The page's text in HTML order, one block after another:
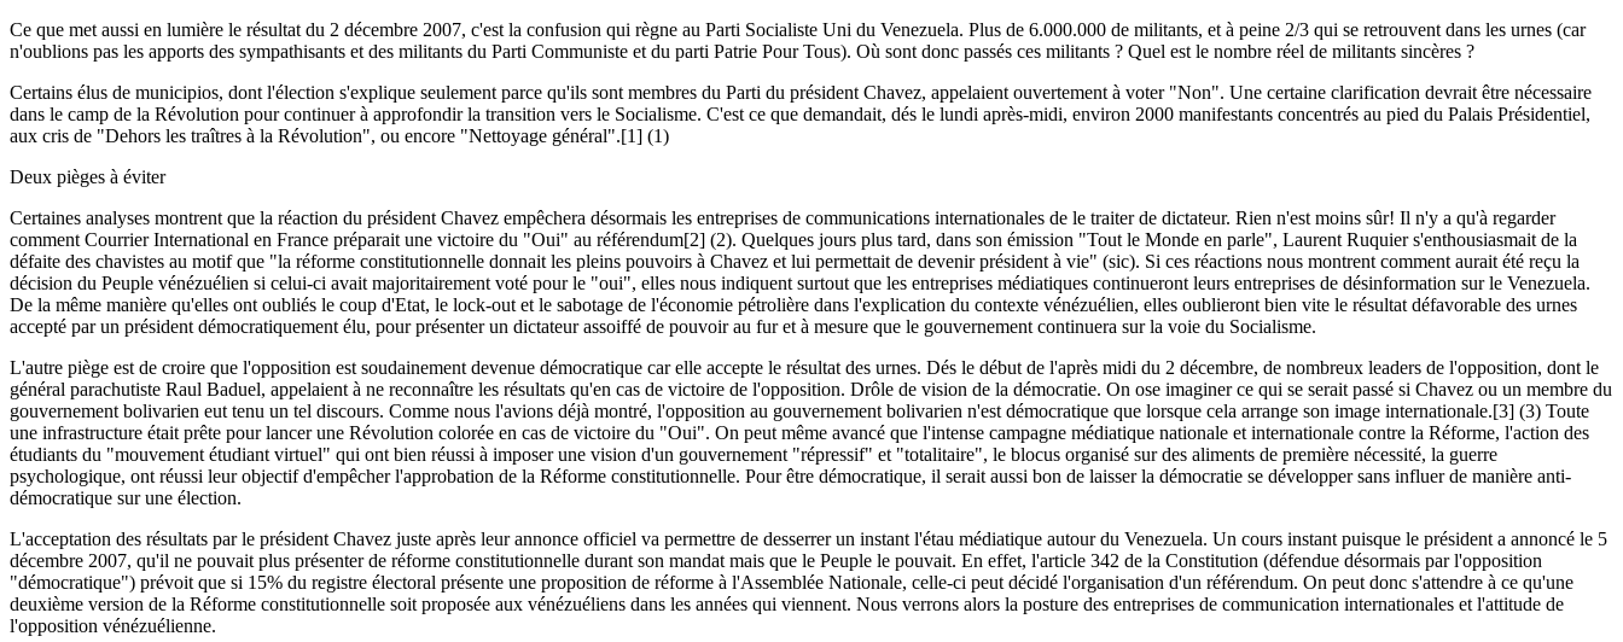
Ce que met aussi en lumière le résultat du 2 décembre 2007, c'est la confusion qui règne au Parti Socialiste Uni du Venezuela. Plus de 6.000.000 de militants, et à peine 2/3 qui se retrouvent dans les urnes (car
n'oublions pas les apports des sympathisants et des militants du Parti Communiste et du parti Patrie Pour Tous). Où sont donc passés ces militants ? Quel est le nombre réel de militants sincères ?
Certains élus de municipios, dont l'élection s'explique seulement parce qu'ils sont membres du Parti du président Chavez, appelaient ouvertement à voter "Non". Une certaine clarification devrait être nécessaire
dans le camp de la Révolution pour continuer à approfondir la transition vers le Socialisme. C'est ce que demandait, dés le lundi après-midi, environ 2000 manifestants concentrés au pied du Palais Présidentiel,
aux cris de "Dehors les traîtres à la Révolution", ou encore "Nettoyage général".[1] (1)
Deux pièges à éviter
Certaines analyses montrent que la réaction du président Chavez empêchera désormais les entreprises de communications internationales de le traiter de dictateur. Rien n'est moins sûr! Il n'y a qu'à regarder
comment Courrier International en France préparait une victoire du "Oui" au référendum[2] (2). Quelques jours plus tard, dans son émission "Tout le Monde en parle", Laurent Ruquier s'enthousiasmait de la
défaite des chavistes au motif que "la réforme constitutionnelle donnait les pleins pouvoirs à Chavez et lui permettait de devenir président à vie" (sic). Si ces réactions nous montrent comment aurait été reçu la
décision du Peuple vénézuélien si celui-ci avait majoritairement voté pour le "oui", elles nous indiquent surtout que les entreprises médiatiques continueront leurs entreprises de désinformation sur le Venezuela.
De la même manière qu'elles ont oubliés le coup d'Etat, le lock-out et le sabotage de l'économie pétrolière dans l'explication du contexte vénézuélien, elles oublieront bien vite le résultat défavorable des urnes
accepté par un président démocratiquement élu, pour présenter un dictateur assoiffé de pouvoir au fur et à mesure que le gouvernement continuera sur la voie du Socialisme.
L'autre piège est de croire que l'opposition est soudainement devenue démocratique car elle accepte le résultat des urnes. Dés le début de l'après midi du 2 décembre, de nombreux leaders de l'opposition, dont le
général parachutiste Raul Baduel, appelaient à ne reconnaître les résultats qu'en cas de victoire de l'opposition. Drôle de vision de la démocratie. On ose imaginer ce qui se serait passé si Chavez ou un membre du
gouvernement bolivarien eut tenu un tel discours. Comme nous l'avions déjà montré, l'opposition au gouvernement bolivarien n'est démocratique que lorsque cela arrange son image internationale.[3] (3) Toute
une infrastructure était prête pour lancer une Révolution colorée en cas de victoire du "Oui". On peut même avancé que l'intense campagne médiatique nationale et internationale contre la Réforme, l'action des
étudiants du "mouvement étudiant virtuel" qui ont bien réussi à imposer une vision d'un gouvernement "répressif" et "totalitaire", le blocus organisé sur des aliments de première nécessité, la guerre
psychologique, ont réussi leur objectif d'empêcher l'approbation de la Réforme constitutionnelle. Pour être démocratique, il serait aussi bon de laisser la démocratie se développer sans influer de manière anti-
démocratique sur une élection.
L'acceptation des résultats par le président Chavez juste après leur annonce officiel va permettre de desserrer un instant l'étau médiatique autour du Venezuela. Un cours instant puisque le président a annoncé le 5
décembre 2007, qu'il ne pouvait plus présenter de réforme constitutionnelle durant son mandat mais que le Peuple le pouvait. En effet, l'article 342 de la Constitution (défendue désormais par l'opposition
"démocratique") prévoit que si 15% du registre électoral présente une proposition de réforme à l'Assemblée Nationale, celle-ci peut décidé l'organisation d'un référendum. On peut donc s'attendre à ce qu'une
deuxième version de la Réforme constitutionnelle soit proposée aux vénézuéliens dans les années qui viennent. Nous verrons alors la posture des entreprises de communication internationales et l'attitude de
l'opposition vénézuélienne.